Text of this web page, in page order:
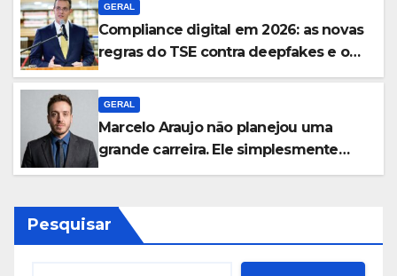
GERAL
Compliance digital em 2026: as novas
regras do TSE contra deepfakes e o
desafio jurídico de proteger
transmissões ao vivo
GERAL
Marcelo Araujo não planejou uma
grande carreira. Ele simplesmente
nunca aceitou que o que existia fosse
Pesquisar